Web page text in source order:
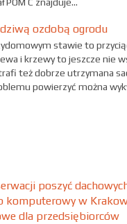
ozdobą ogrodu
stawie to
i krzewy to jeszcze nie
też dobrze utrzymana
powierzyć można
poszyć
komputerowy w
dla przedsiębiorców